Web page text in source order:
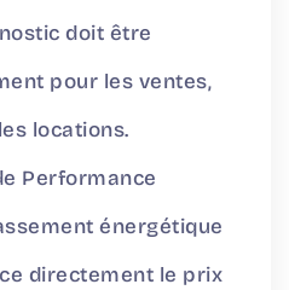
doit être
pour les ventes,
locations.
Performance
énergétique
directement le prix